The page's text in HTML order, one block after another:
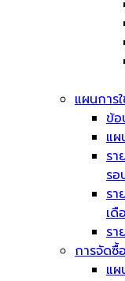
แผนการ
ข้
แผ
รา
รอ
รา
เดื
รา
การจัดซื้
แผ